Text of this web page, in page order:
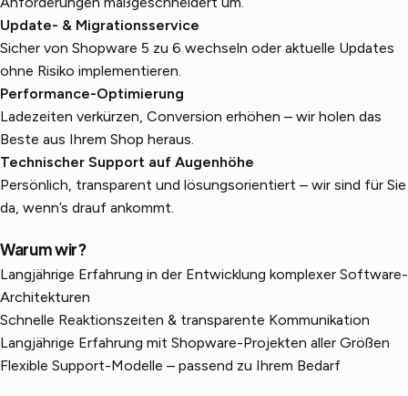
DE EN
Update- & Migrationsservice
Sicher von Shopware 5 zu 6 wechseln oder aktuelle Updates
ohne Risiko implementieren.
Performance-Optimierung
Ladezeiten verkürzen, Conversion erhöhen – wir holen das
Beste aus Ihrem Shop heraus.
Technischer Support auf Augenhöhe
Persönlich, transparent und lösungsorientiert – wir sind für Sie
da, wenn’s drauf ankommt.
Warum wir?
Langjährige Erfahrung in der Entwicklung komplexer Software-
Architekturen
Schnelle Reaktionszeiten & transparente Kommunikation
Langjährige Erfahrung mit Shopware-Projekten aller Größen
Flexible Support-Modelle – passend zu Ihrem Bedarf